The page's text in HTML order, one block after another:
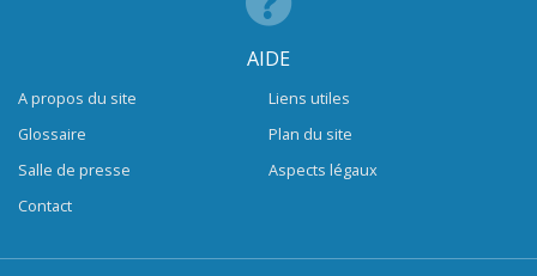
AIDE
A propos du site
Glossaire
Salle de presse
Contact
Liens utiles
Plan du site
Aspects légaux